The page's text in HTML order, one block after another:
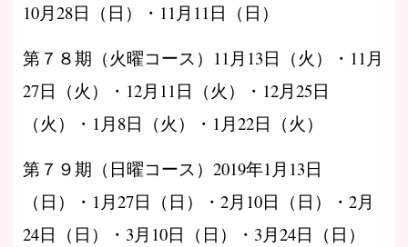
10月28日（日）・11月11日（日）
第７８期（火曜コース）11月13日（火）・11月
27日（火）・12月11日（火）・12月25日
（火）・1月8日（火）・1月22日（火）
第７９期（日曜コース）2019年1月13日
（日）・1月27日（日）・2月10日（日）・2月
24日（日）・3月10日（日）・3月24日（日）